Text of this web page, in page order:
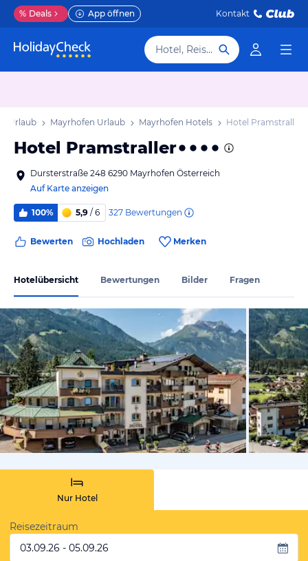
% Deals App öffnen Kontakt
Hotel, Reiseziel
Urlaub Mayrhofen Urlaub Mayrhofen Hotels Hotel Pramstraller
Hotel Pramstraller
Dursterstraße 248 6290 Mayrhofen Österreich
Auf Karte anzeigen
100% 5,9 / 6 327 Bewertungen
Bewerten Hochladen Merken
Hotelübersicht Bewertungen Bilder Fragen
vom
Nur Hotel
Reisezeitraum
03.09.26 - 05.09.26